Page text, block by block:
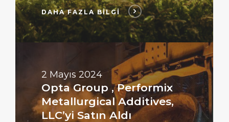
DAHA FAZLA BİLGİ
2 Mayıs 2024
Opta Group , Performix
Metallurgical Additives,
LLC’yi Satın Aldı